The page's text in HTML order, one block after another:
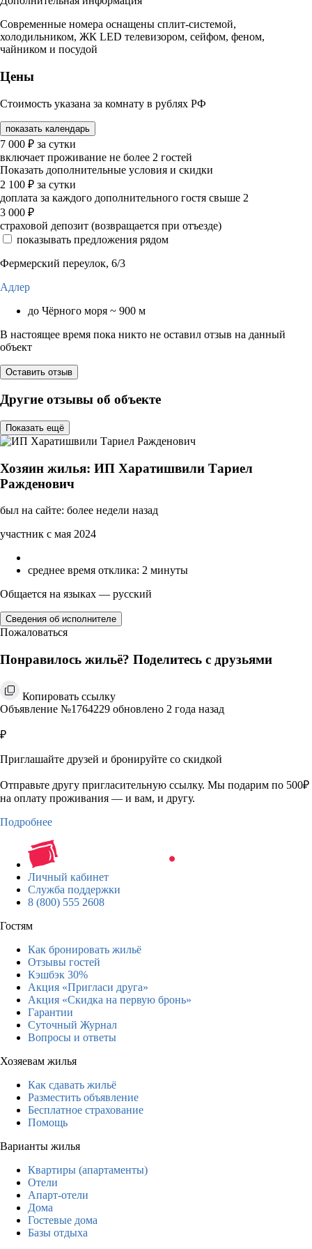
Современные номера оснащены сплит-системой,
холодильником, ЖК LED телевизором, сейфом, феном,
чайником и посудой
Цены
Стоимость указана за комнату в рублях РФ
показать календарь
7 000 ₽ за сутки
включает проживание не более 2 гостей
Показать дополнительные условия и скидки
2 100 ₽ за сутки
доплата за каждого дополнительного гостя свыше 2
3 000 ₽
страховой депозит (возвращается при отъезде)
показывать предложения рядом
Фермерский переулок, 6/3
Адлер
до Чёрного моря ~ 900 м
В настоящее время пока никто не оставил отзыв на данный
объект
Оставить отзыв
Другие отзывы об объекте
Показать ещё
Хозяин жилья: ИП Харатишвили Тариел
Ражденович
был на сайте: более недели назад
участник с мая 2024
среднее время отклика: 2 минуты
Общается на языках — русский
Сведения об исполнителе
Пожаловаться
Понравилось жильё? Поделитесь с друзьями
Копировать ссылку
Объявление №1764229 обновлено 2 года назад
₽
Приглашайте друзей и бронируйте со скидкой
Отправьте другу пригласительную ссылку. Мы подарим по 500₽
на оплату проживания — и вам, и другу.
Подробнее
Личный кабинет
Служба поддержки
8 (800) 555 2608
Гостям
Как бронировать жильё
Отзывы гостей
Кэшбэк 30%
Акция «Пригласи друга»
Акция «Скидка на первую бронь»
Гарантии
Суточный Журнал
Вопросы и ответы
Хозяевам жилья
Как сдавать жильё
Разместить объявление
Бесплатное страхование
Помощь
Варианты жилья
Квартиры (апартаменты)
Отели
Апарт-отели
Дома
Гостевые дома
Базы отдыха